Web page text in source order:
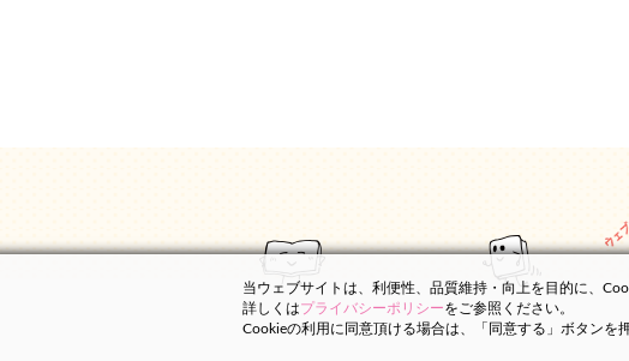
当ウェブサイトは、利便性、品質維持・向上を目的に、
詳しくはプライバシーポリシーをご参照ください。
Cookieの利用に同意頂ける場合は、「同意する」ボタンを